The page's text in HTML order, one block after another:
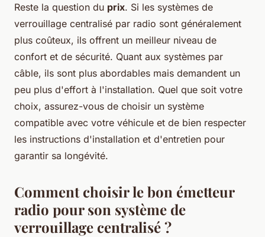
Reste la question du prix. Si les systèmes de
verrouillage centralisé par radio sont généralement
plus coûteux, ils offrent un meilleur niveau de
confort et de sécurité. Quant aux systèmes par
câble, ils sont plus abordables mais demandent un
peu plus d'effort à l'installation. Quel que soit votre
choix, assurez-vous de choisir un système
compatible avec votre véhicule et de bien respecter
les instructions d'installation et d'entretien pour
garantir sa longévité.
Comment choisir le bon émetteur
radio pour son système de
verrouillage centralisé ?